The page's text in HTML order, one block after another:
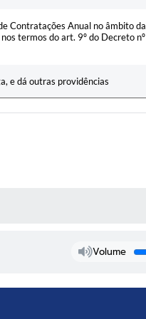
Contratações Anual no âmbito da
termos do art. 9º do Decreto nº
e dá outras providências
Volume